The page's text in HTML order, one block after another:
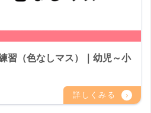
習（色なしマス）｜幼児～小